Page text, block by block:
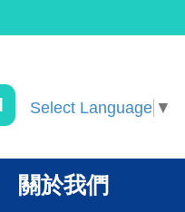
Select Language ▼
關於我們